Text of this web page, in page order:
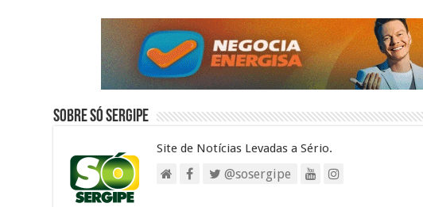
p
p
o
o
k
a
m
@sosergipe